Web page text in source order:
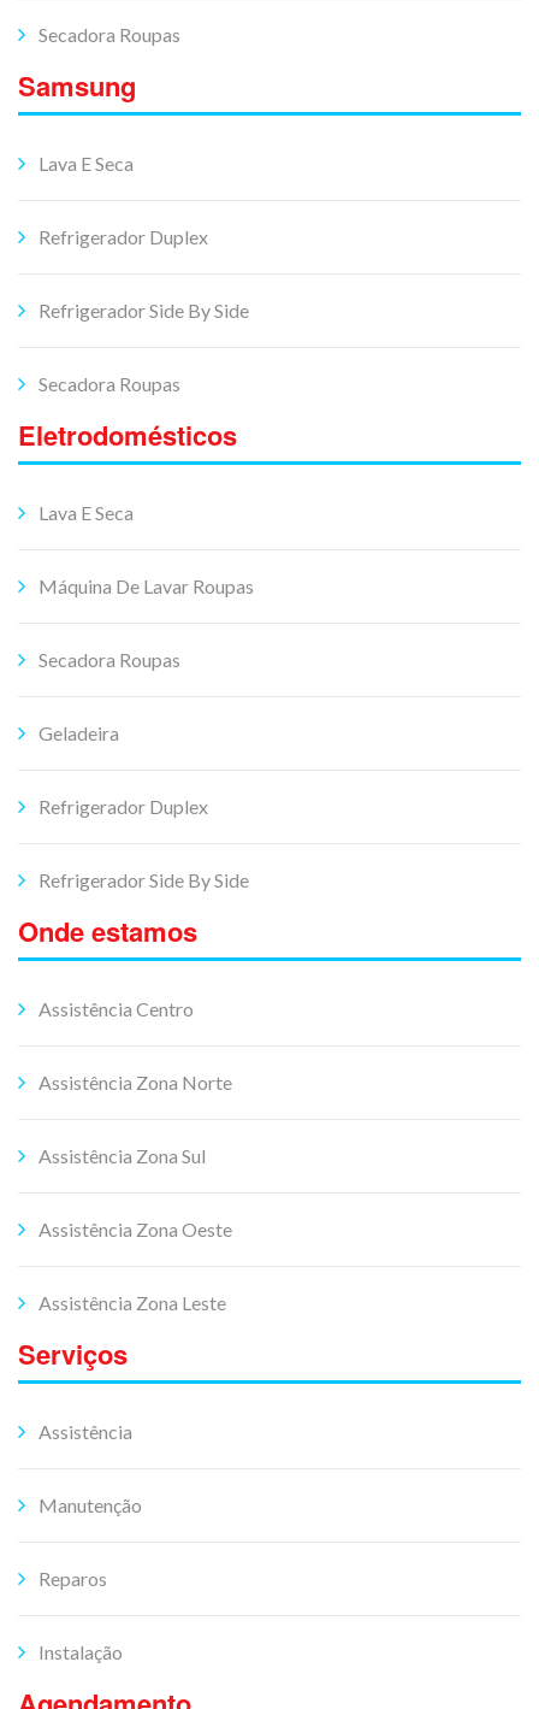
Secadora Roupas
Samsung
Lava E Seca
Refrigerador Duplex
Refrigerador Side By Side
Secadora Roupas
Eletrodomésticos
Lava E Seca
Máquina De Lavar Roupas
Secadora Roupas
Geladeira
Refrigerador Duplex
Refrigerador Side By Side
Onde estamos
Assistência Centro
Assistência Zona Norte
Assistência Zona Sul
Assistência Zona Oeste
Assistência Zona Leste
Serviços
Assistência
Manutenção
Reparos
Instalação